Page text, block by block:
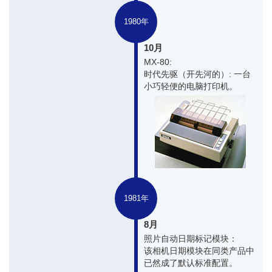
1980年
10月
MX-80:
时代先驱（开先河的）: 一台
小巧轻便的电脑打印机。
1981年
8月
照片自动日期标记模块：
该相机日期模块在同类产品中
已然成了默认标准配置。